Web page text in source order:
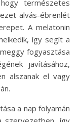
természetes
alvás-ébrenlét
A melatonin
így segít a
fogyasztása
javításához,
alszanak el vagy
a nap folyamán